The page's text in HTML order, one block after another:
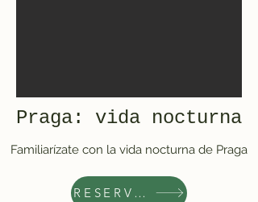
Praga: vida nocturna
Familiarízate con la vida nocturna de Praga
RESERVAR AHORA